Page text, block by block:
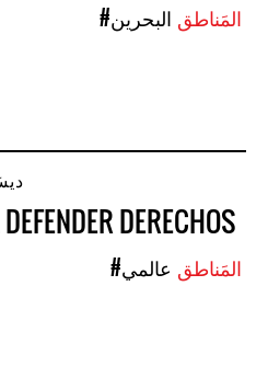
#البحرين
12
DERECHOS
#عالمي